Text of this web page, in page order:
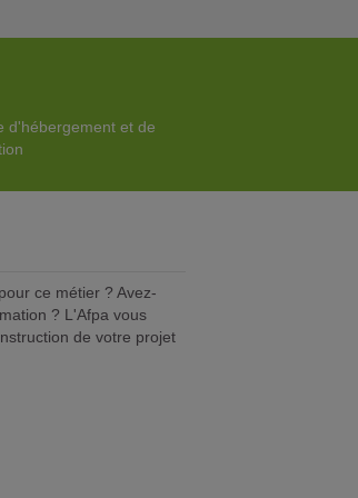
d'hébergement et de
ce métier ? Avez-
? L'Afpa vous
de votre projet